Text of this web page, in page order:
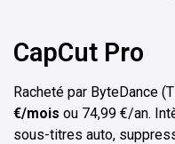
CapCut Pro
Racheté par ByteDance
€/mois ou 74,99 €/an.
sous-titres auto,